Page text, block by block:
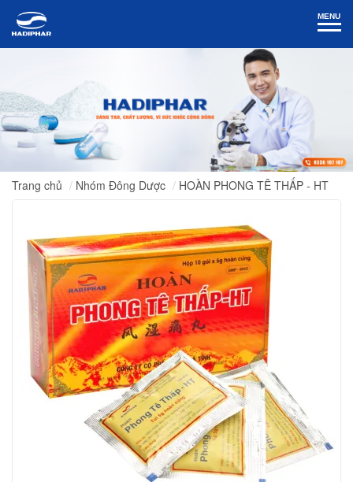
MENU
Trang chủ Nhóm Đông Dược HOÀN PHONG TÊ THẤP - HT